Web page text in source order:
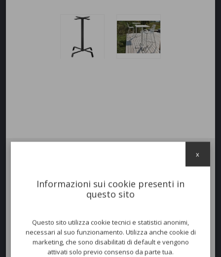
high in alluminio verniciato per uso esterno.
necessità di fornire al cliente uno spazio dedicato all'aperitivo.
Colori disponibili
Informazioni sui cookie presenti in
questo sito
Questo sito utilizza cookie tecnici e statistici anonimi,
necessari al suo funzionamento. Utilizza anche cookie di
marketing, che sono disabilitati di default e vengono
attivati solo previo consenso da parte tua.
x